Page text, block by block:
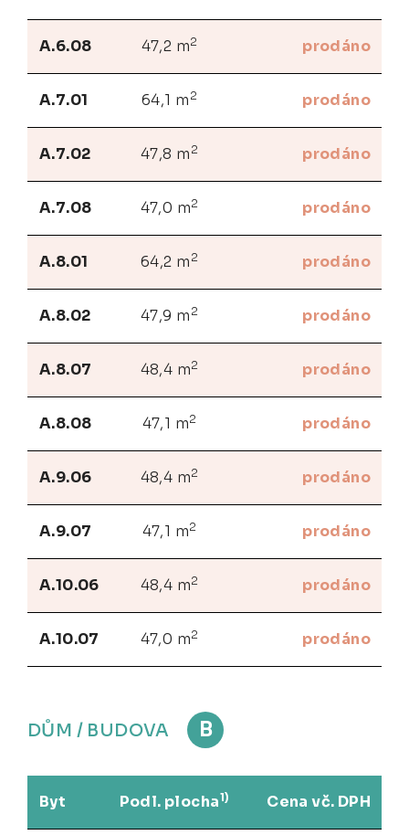
A.6.08 47,2 m2 prodáno
A.7.01 64,1 m 2 prodáno
A.7.02 47,8 m 2 prodáno
A.7.08 47,0 m2 prodáno
A.8.01 64,2 m 2 prodáno
A.8.02 47,9 m 2 prodáno
A.8.07 48,4 m2 prodáno
A.8.08 47,1 m2 prodáno
A.9.06 48,4 m2 prodáno
A.9.07 47,1 m2 prodáno
A.10.06 48,4 m2 prodáno
A.10.07 47,0 m2 prodáno
DŮM / BUDOVA B
Byt Podl. plocha1) Cena vč. DPH